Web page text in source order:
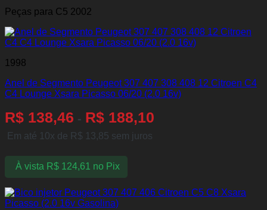
Peças para C5 2002
1998
Anel de Segmento Peugeot 307 407 308 408 12 Citroen C4
C4 Lounge Xsara Picasso 06/20 (2.0 16v)
R$ 138,46 - R$ 188,10
Em até 10x de R$ 13,85 sem juros
À vista R$124,61 no Pix